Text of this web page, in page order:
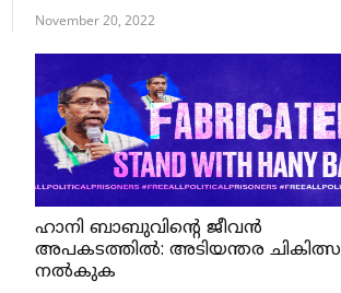
November 20, 2022
ഹാനി ബാബുവിന്റെ ജീവൻ
അപകടത്തിൽ: അടിയന്തര ചികിത്സ
നൽകുക